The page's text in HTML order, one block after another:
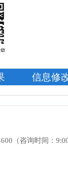
信息修
（咨询时间：